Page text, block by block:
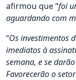
afirmou que “foi
aguardando com
“Os investimentos
imediatos à
semana, e se
Favorecerão o